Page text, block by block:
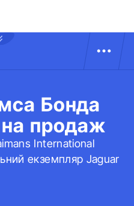
Бонда
на продаж
International
екземпляр Jaguar